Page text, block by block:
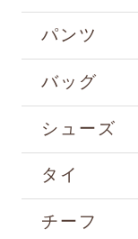
パンツ
バッグ
シューズ
タイ
チーフ